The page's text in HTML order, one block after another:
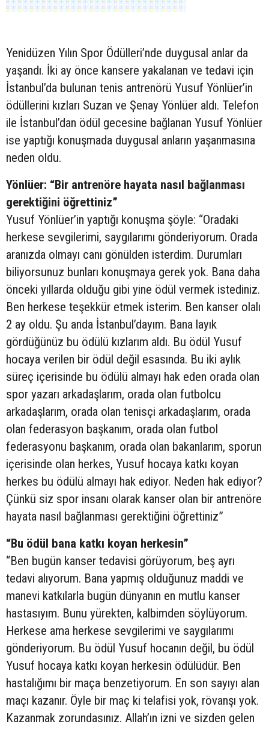
Yenidüzen Yılın Spor Ödülleri’nde duygusal anlar da
yaşandı. İki ay önce kansere yakalanan ve tedavi için
İstanbul’da bulunan tenis antrenörü Yusuf Yönlüer’in
ödüllerini kızları Suzan ve Şenay Yönlüer aldı. Telefon
ile İstanbul’dan ödül gecesine bağlanan Yusuf Yönlüer
ise yaptığı konuşmada duygusal anların yaşanmasına
neden oldu.
Yönlüer: “Bir antrenöre hayata nasıl bağlanması
gerektiğini öğrettiniz”
Yusuf Yönlüer’in yaptığı konuşma şöyle: “Oradaki
herkese sevgilerimi, saygılarımı gönderiyorum. Orada
aranızda olmayı canı gönülden isterdim. Durumları
biliyorsunuz bunları konuşmaya gerek yok. Bana daha
önceki yıllarda olduğu gibi yine ödül vermek istediniz.
Ben herkese teşekkür etmek isterim. Ben kanser olalı
2 ay oldu. Şu anda İstanbul’dayım. Bana layık
gördüğünüz bu ödülü kızlarım aldı. Bu ödül Yusuf
hocaya verilen bir ödül değil esasında. Bu iki aylık
süreç içerisinde bu ödülü almayı hak eden orada olan
spor yazarı arkadaşlarım, orada olan futbolcu
arkadaşlarım, orada olan tenisçi arkadaşlarım, orada
olan federasyon başkanım, orada olan futbol
federasyonu başkanım, orada olan bakanlarım, sporun
içerisinde olan herkes, Yusuf hocaya katkı koyan
herkes bu ödülü almayı hak ediyor. Neden hak ediyor?
Çünkü siz spor insanı olarak kanser olan bir antrenöre
hayata nasıl bağlanması gerektiğini öğrettiniz”
“Bu ödül bana katkı koyan herkesin”
“Ben bugün kanser tedavisi görüyorum, beş ayrı
tedavi alıyorum. Bana yapmış olduğunuz maddi ve
manevi katkılarla bugün dünyanın en mutlu kanser
hastasıyım. Bunu yürekten, kalbimden söylüyorum.
Herkese ama herkese sevgilerimi ve saygılarımı
gönderiyorum. Bu ödül Yusuf hocanın değil, bu ödül
Yusuf hocaya katkı koyan herkesin ödülüdür. Ben
hastalığımı bir maça benzetiyorum. En son sayıyı alan
maçı kazanır. Öyle bir maç ki telafisi yok, rövanşı yok.
Kazanmak zorundasınız. Allah’ın izni ve sizden gelen